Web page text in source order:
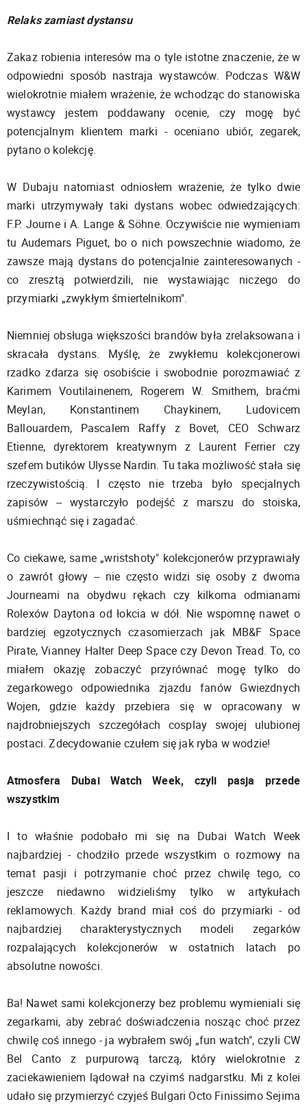
Relaks zamiast dystansu
Zakaz robienia interesów ma o tyle istotne znaczenie, że w
odpowiedni sposób nastraja wystawców. Podczas W&W
wielokrotnie miałem wrażenie, że wchodząc do stanowiska
wystawcy jestem poddawany ocenie, czy mogę być
potencjalnym klientem marki - oceniano ubiór, zegarek,
pytano o kolekcję.
W Dubaju natomiast odniosłem wrażenie, że tylko dwie
marki utrzymywały taki dystans wobec odwiedzających:
F.P. Journe i A. Lange & Söhne. Oczywiście nie wymieniam
tu Audemars Piguet, bo o nich powszechnie wiadomo, że
zawsze mają dystans do potencjalnie zainteresowanych -
co zresztą potwierdzili, nie wystawiając niczego do
przymiarki „zwykłym śmiertelnikom".
Niemniej obsługa większości brandów była zrelaksowana i
skracała dystans. Myślę, że zwykłemu kolekcjonerowi
rzadko zdarza się osobiście i swobodnie porozmawiać z
Karimem Voutilainenem, Rogerem W. Smithem, braćmi
Meylan, Konstantinem Chaykinem, Ludovicem
Ballouardem, Pascalem Raffy z Bovet, CEO Schwarz
Etienne, dyrektorem kreatywnym z Laurent Ferrier czy
szefem butików Ulysse Nardin. Tu taka możliwość stała się
rzeczywistością. I często nie trzeba było specjalnych
zapisów -- wystarczyło podejść z marszu do stoiska,
uśmiechnąć się i zagadać.
Co ciekawe, same „wristshoty" kolekcjonerów przyprawiały
o zawrót głowy -- nie często widzi się osoby z dwoma
Journeami na obydwu rękach czy kilkoma odmianami
Rolexów Daytona od łokcia w dół. Nie wspomnę nawet o
bardziej egzotycznych czasomierzach jak MB&F Space
Pirate, Vianney Halter Deep Space czy Devon Tread. To, co
miałem okazję zobaczyć przyrównać mogę tylko do
zegarkowego odpowiednika zjazdu fanów Gwiezdnych
Wojen, gdzie każdy przebiera się w opracowany w
najdrobniejszych szczegółach cosplay swojej ulubionej
postaci. Zdecydowanie czułem się jak ryba w wodzie!
Atmosfera Dubai Watch Week, czyli pasja przede
wszystkim
I to właśnie podobało mi się na Dubai Watch Week
najbardziej - chodziło przede wszystkim o rozmowy na
temat pasji i potrzymanie choć przez chwilę tego, co
jeszcze niedawno widzieliśmy tylko w artykułach
reklamowych. Każdy brand miał coś do przymiarki - od
najbardziej charakterystycznych modeli zegarków
rozpalających kolekcjonerów w ostatnich latach po
absolutne nowości.
Ba! Nawet sami kolekcjonerzy bez problemu wymieniali się
zegarkami, aby zebrać doświadczenia nosząc choć przez
chwilę coś innego - ja wybrałem swój „fun watch", czyli CW
Bel Canto z purpurową tarczą, który wielokrotnie z
zaciekawieniem lądował na czyimś nadgarstku. Mi z kolei
udało się przymierzyć czyjeś Bulgari Octo Finissimo Sejima